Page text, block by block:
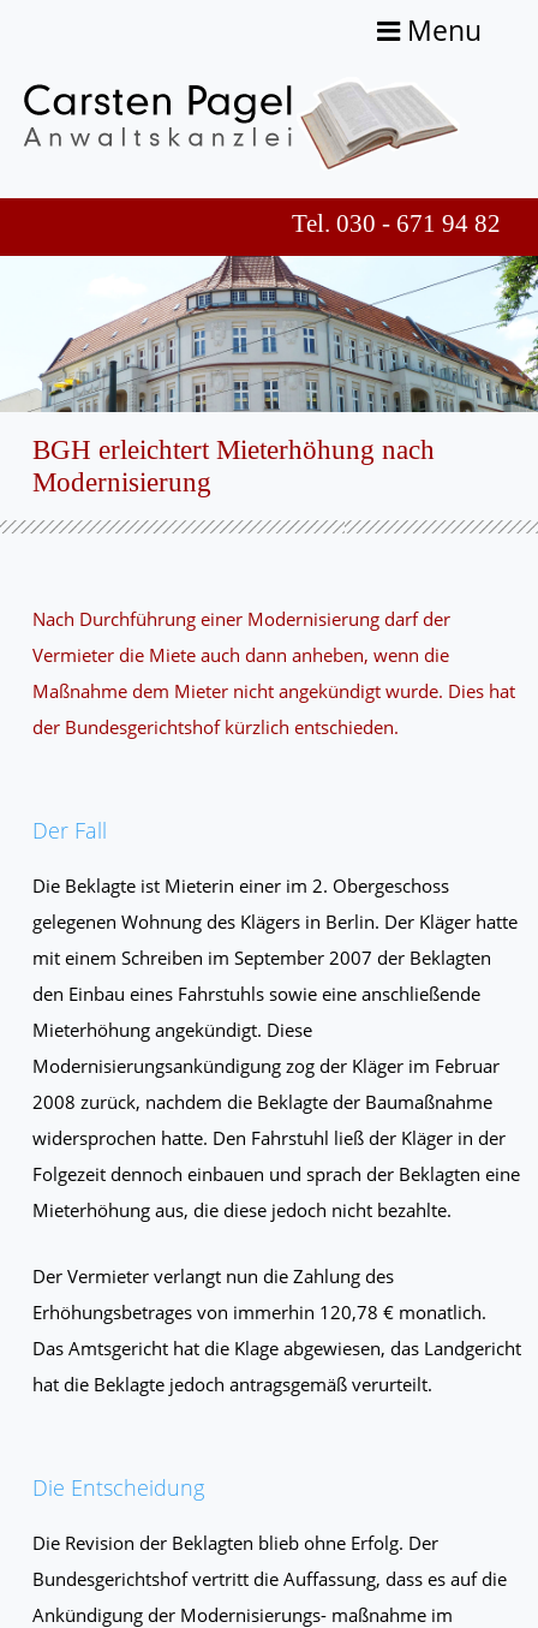
Menu
Tel. 030 - 671 94 82
BGH erleichtert Mieterhöhung nach
Modernisierung
Nach Durchführung einer Modernisierung darf der
Vermieter die Miete auch dann anheben, wenn die
Maßnahme dem Mieter nicht angekündigt wurde. Dies hat
der Bundesgerichtshof kürzlich entschieden.
Der Fall
Die Beklagte ist Mieterin einer im 2. Obergeschoss
gelegenen Wohnung des Klägers in Berlin. Der Kläger hatte
mit einem Schreiben im September 2007 der Beklagten
den Einbau eines Fahrstuhls sowie eine anschließende
Mieterhöhung angekündigt. Diese
Modernisierungsankündigung zog der Kläger im Februar
2008 zurück, nachdem die Beklagte der Baumaßnahme
widersprochen hatte. Den Fahrstuhl ließ der Kläger in der
Folgezeit dennoch einbauen und sprach der Beklagten eine
Mieterhöhung aus, die diese jedoch nicht bezahlte.
Der Vermieter verlangt nun die Zahlung des
Erhöhungsbetrages von immerhin 120,78 € monatlich.
Das Amtsgericht hat die Klage abgewiesen, das Landgericht
hat die Beklagte jedoch antragsgemäß verurteilt.
Die Entscheidung
Die Revision der Beklagten blieb ohne Erfolg. Der
Bundesgerichtshof vertritt die Auffassung, dass es auf die
Ankündigung der Modernisierungs- maßnahme im